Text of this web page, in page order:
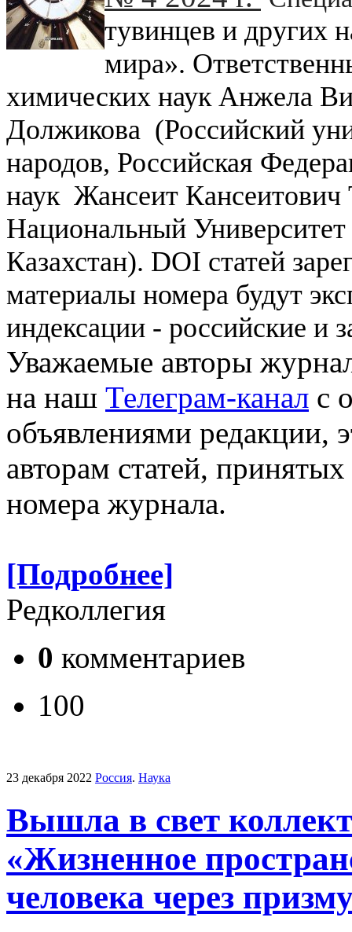
тувинцев и других
мира».
химических наук Анжела
Должикова (Российский
народов, Российская
наук Жансеит Кансеитович
Национальный
Казахстан). DOI статей
материалы номера будут
индексации - российские и
Уважаемые авторы
на наш Телеграм-канал с
объявлениями редакции,
авторам статей,
номера журнала.
[Подробнее]
Редколлегия
0 комментариев
100
23 декабря 2022 Россия. Наука
Вышла в свет
«Жизненное
человека через